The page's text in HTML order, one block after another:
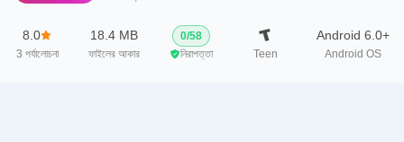
8.0
3 পর্যালোচনা
18.4 MB
ফাইলের আকার
0/58
নিরাপত্তা
Teen
Android 6.0+
Android OS